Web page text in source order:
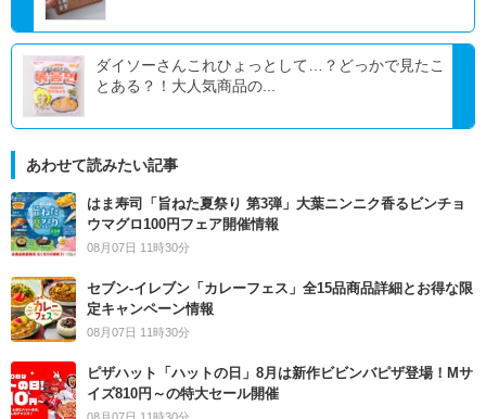
ダイソーさんこれひょっとして…？どっかで見たこ
とある？！大人気商品の...
あわせて読みたい記事
はま寿司「旨ねた夏祭り 第3弾」大葉ニンニク香るビンチョ
ウマグロ100円フェア開催情報
08月07日 11時30分
セブン‐イレブン「カレーフェス」全15品商品詳細とお得な限
定キャンペーン情報
08月07日 11時30分
ピザハット「ハットの日」8月は新作ビビンバピザ登場！Mサ
イズ810円～の特大セール開催